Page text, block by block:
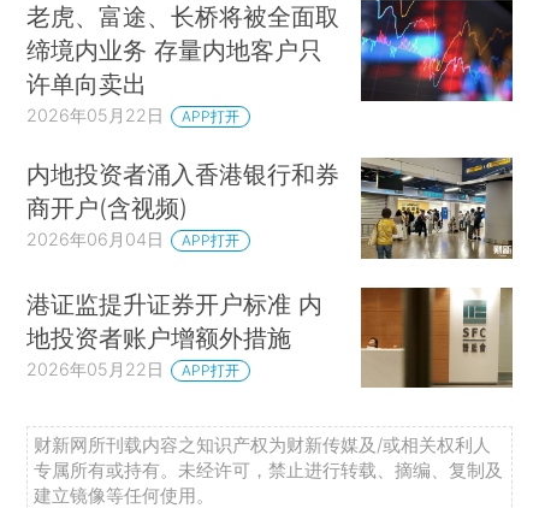
老虎、富途、长桥将被全面取
缔境内业务 存量内地客户只
许单向卖出
2026年05月22日 APP打开
内地投资者涌入香港银行和券
商开户(含视频)
2026年06月04日 APP打开
港证监提升证券开户标准 内
地投资者账户增额外措施
2026年05月22日 APP打开
财新网所刊载内容之知识产权为财新传媒及/或相关权利人
专属所有或持有。未经许可，禁止进行转载、摘编、复制及
建立镜像等任何使用。